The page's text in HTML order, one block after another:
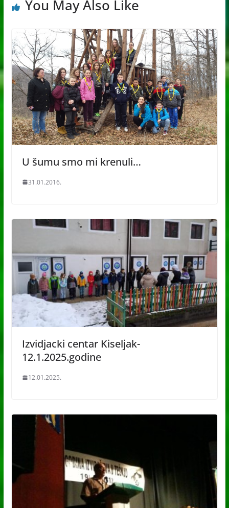
You May Also Like
U šumu smo mi krenuli…
31.01.2016.
Izvidjacki centar Kiseljak-
12.1.2025.godine
12.01.2025.